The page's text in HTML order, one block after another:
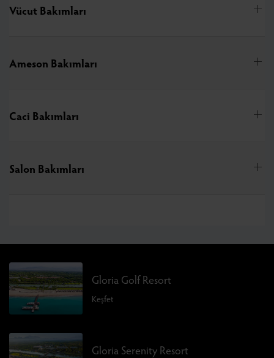
Vücut Bakımları
Ameson Bakımları
Caci Bakımları
Salon Bakımları
Gloria Golf Resort
Keşfet
Gloria Serenity Resort